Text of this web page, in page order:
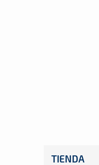
TIENDA